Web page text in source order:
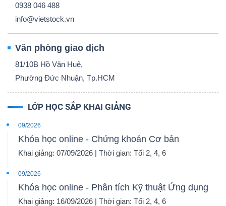
0938 046 488
info@vietstock.vn
Văn phòng giao dịch
81/10B Hồ Văn Huê,
Phường Đức Nhuận, Tp.HCM
LỚP HỌC SẮP KHAI GIẢNG
09/2026
Khóa học online - Chứng khoán Cơ bản
Khai giảng: 07/09/2026 | Thời gian: Tối 2, 4, 6
09/2026
Khóa học online - Phân tích Kỹ thuật Ứng dụng
Khai giảng: 16/09/2026 | Thời gian: Tối 2, 4, 6